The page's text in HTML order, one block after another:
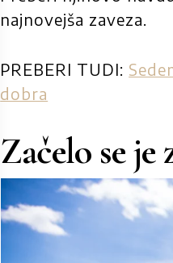
najnovejša zaveza.
PREBERI TUDI:
dobra
Začelo se